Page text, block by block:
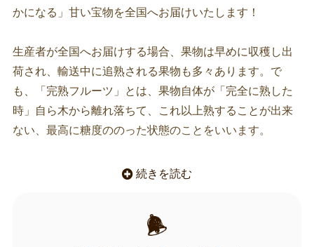
かになる」甘い宝物を全国へお届けいたします！
生産者が全国へお届けする場合、果物は早めに収穫し出
荷され、輸送中に追熟される果物も多々あります。で
も、「完熟フルーツ」とは、果物自体が「完全に熟した
時」自ら木から離れ落ちて、これ以上熟することが出来
ない、最高に糖度ののった状態のことをいいます。
この自然のままの『 完熟の果実 』たちは、とても糖度が
続きを読む